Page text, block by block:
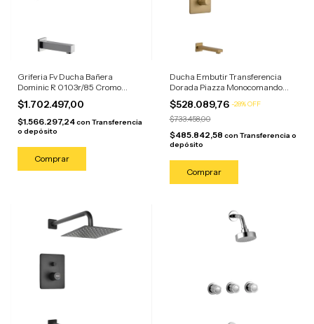
Griferia Fv Ducha Bañera
Dominic R 0103r/85 Cromo
Acabado Brillante Color Plateado
$1.702.497,00
$1.566.297,24con Transferencia
o depósito
Ducha Embutir Transferencia
Dorada Piazza Monocomando
Lounge Oro Mate
$528.089,76 -28%OFF
$733.458,00
$485.842,58 con Transferencia o
depósito